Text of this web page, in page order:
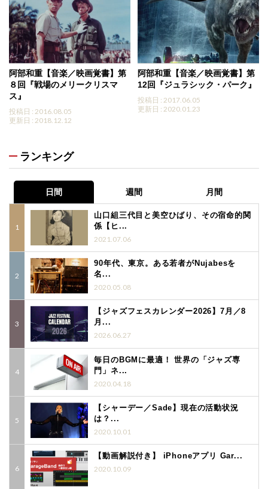
阿部和重【音楽／映画覚書】第
８回『戦場のメリークリスマ
ス』
投稿日 : 2016.08.05
更新日 : 2018.12.12
阿部和重【音楽／映画覚書】第
12回『ジュラシック・パーク』
投稿日 : 2017.06.05
更新日 : 2020.01.23
ランキング
日間 週間 月間
山口組三代目と美空ひばり、その宿命的関
係【ヒ...
2021.07.06
90年代、東京。ある若者がNujabesを
名...
2020.05.08
【ジャズフェスカレンダー2026】7月／8
月...
2026.06.27
毎日のBGMに最適！ 世界の「ジャズ専
門」ネ...
2020.04.18
【シャーデー／Sade】現在の活動状況
は？...
2020.10.01
【動画解説付き】 iPhoneアプリ Gar...
2020.10.09